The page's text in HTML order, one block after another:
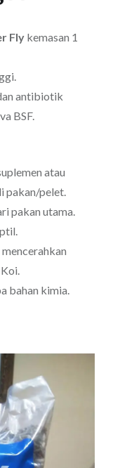
Fly kemasan 1
antibiotik
BSF.
atau
pakan/pelet.
pakan utama.
bahan kimia.